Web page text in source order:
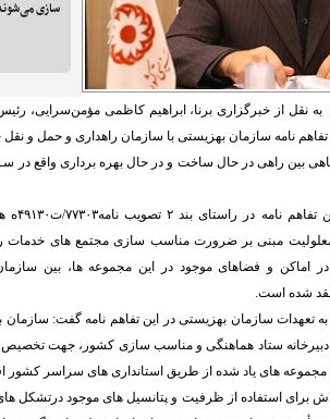
سازی
نقل از خبرگزاری برنا، ابراهیم کاظمی مؤمن‌سرایی،
نامه سازمان بهزیستی با سازمان راهداری و حمل و
بین راهی در حال ساخت و در حال بهره برداری واقع در
معلولیت مبنی بر ضرورت مناسب سازی مجتمع های خدمات
در اماکن و فضاهای موجود در این مجموعه ها، بین
شده است.
تعهدات سازمان بهزیستی در این تفاهم نامه گفت:
ستاد هماهنگی و مناسب سازی کشور، جهت تخصیص
مجموعه های یاد شده از طریق استانداری های سراسر کشور
برای استفاده از ظرفیت و پتانسیل های موجود درتشکل